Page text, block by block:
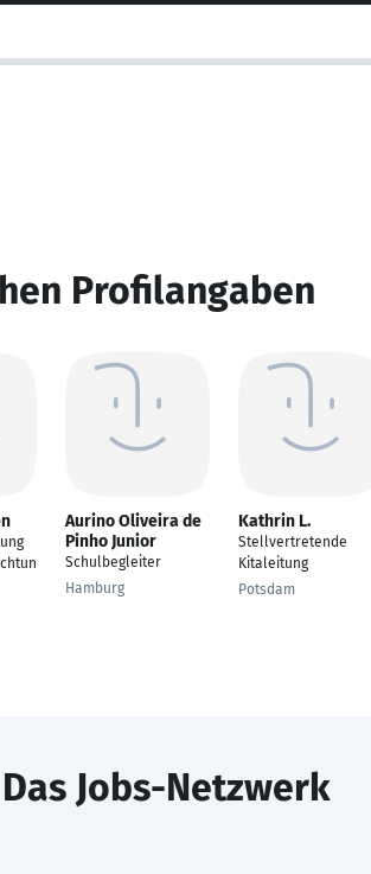
Profilangaben
Aurino Oliveira de
Pinho Junior
Schulbegleiter
Hamburg
Kathrin L.
Stellvertretende
Kitaleitung
Potsdam
Das Jobs-Netzwerk